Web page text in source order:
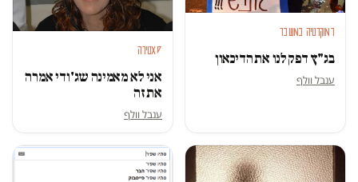
דמוקרטיה במשבר
בג"ץ דפק לנו את הדיכאון
ענבל וולף
סאטירה
אני לא מאמינה שג'ודי אמרה
את זה
ענבל וולף